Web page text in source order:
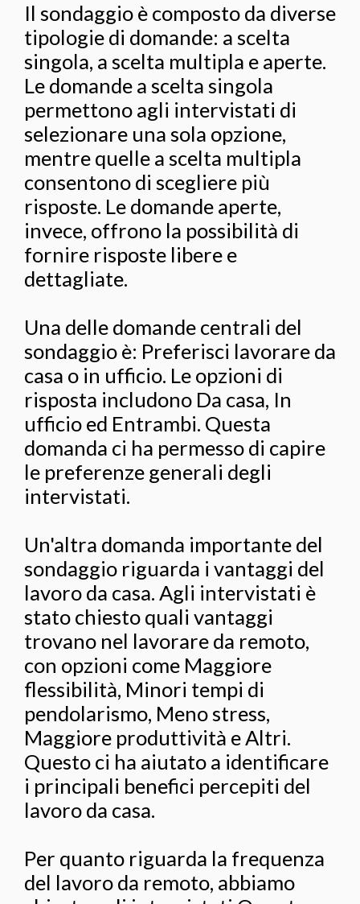
Il sondaggio è composto da diverse
tipologie di domande: a scelta
singola, a scelta multipla e aperte.
Le domande a scelta singola
permettono agli intervistati di
selezionare una sola opzione,
mentre quelle a scelta multipla
consentono di scegliere più
risposte. Le domande aperte,
invece, offrono la possibilità di
fornire risposte libere e
dettagliate.
Una delle domande centrali del
sondaggio è: Preferisci lavorare da
casa o in ufficio. Le opzioni di
risposta includono Da casa, In
ufficio ed Entrambi. Questa
domanda ci ha permesso di capire
le preferenze generali degli
intervistati.
Un'altra domanda importante del
sondaggio riguarda i vantaggi del
lavoro da casa. Agli intervistati è
stato chiesto quali vantaggi
trovano nel lavorare da remoto,
con opzioni come Maggiore
flessibilità, Minori tempi di
pendolarismo, Meno stress,
Maggiore produttività e Altri.
Questo ci ha aiutato a identificare
i principali benefici percepiti del
lavoro da casa.
Per quanto riguarda la frequenza
del lavoro da remoto, abbiamo